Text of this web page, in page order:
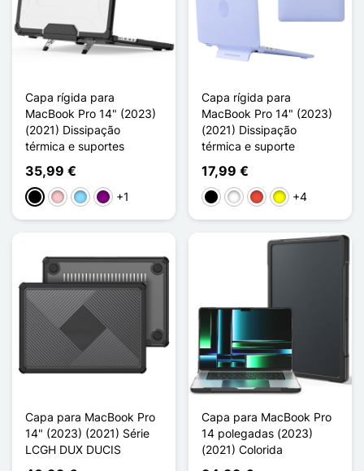
Capa rígida para
MacBook Pro 14" (2023)
(2021) Dissipação
térmica e suportes
35,99 €
PretoRosaAzul Claro
Púrpura
+1
Capa rígida para
MacBook Pro 14" (2023)
(2021) Dissipação
térmica e suporte
17,99 €
PretoBrancoVermelho
Amarelo
+4
Capa para MacBook Pro
14" (2023) (2021) Série
LCGH DUX DUCIS
Capa para MacBook Pro
14 polegadas (2023)
(2021) Colorida